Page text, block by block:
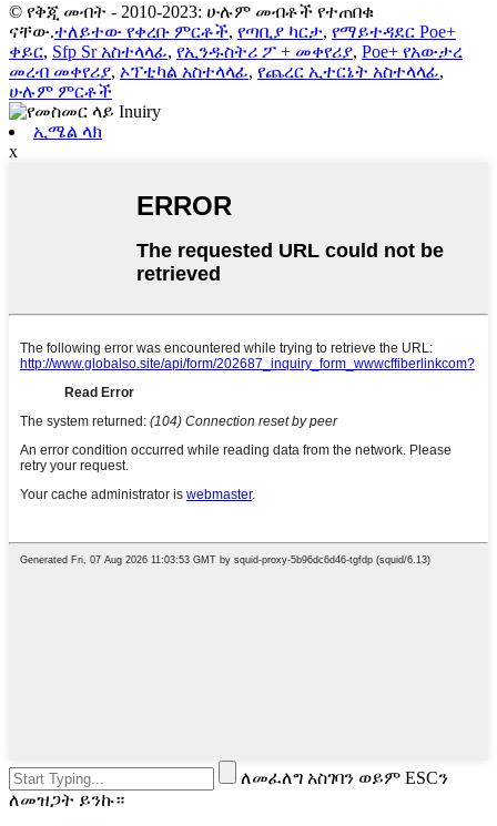
© የቅጂ መብት - 2010-2023: ሁሉም መብቶች የተጠበቁ
ናቸው.ተለይተው የቀረቡ ምርቶች, የጣቢያ ካርታ, የማይተዳደር Poe+
ቀይር, Sfp Sr አስተላላፊ, የኢንዱስትሪ ፖ + መቀየሪያ, Poe+ የአውታረ
መረብ መቀየሪያ, ኦፕቲካል አስተላላፊ, የጨረር ኢተርኔት አስተላላፊ,
ሁሉም ምርቶች
ኢሜል ላክ
x
ለመፈለግ አስገባን ወይም ESCን
ለመዝጋት ይንኩ።